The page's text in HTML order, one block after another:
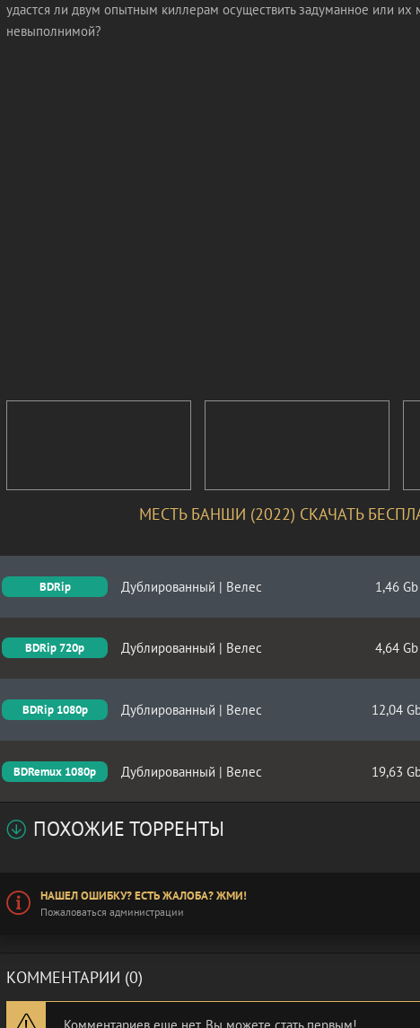
удастся ли двум опытным киллерам осуществить задуманное или их
невыполнимой?
МЕСТЬ БАНШИ (2022) СКАЧАТЬ
BDRip Дублированный | Велес 1,46 Gb
BDRip 720p Дублированный | Велес 4,64 Gb
BDRip 1080p Дублированный | Велес 12,04
BDRemux 1080p Дублированный | Велес 19,63
ПОХОЖИЕ ТОРРЕНТЫ
НАШЕЛ ОШИБКУ? ЕСТЬ ЖАЛОБА? ЖМИ!
Пожаловаться администрации
КОММЕНТАРИИ (0)